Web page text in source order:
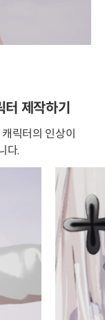
제작하기
릭터의 인상이
다.